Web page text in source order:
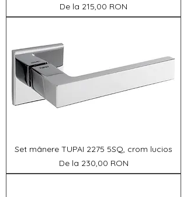
De la 215,00 RON
Preț redus
Set mânere TUPAI 2275 5SQ, crom lucios
De la 230,00 RON
Preț redus